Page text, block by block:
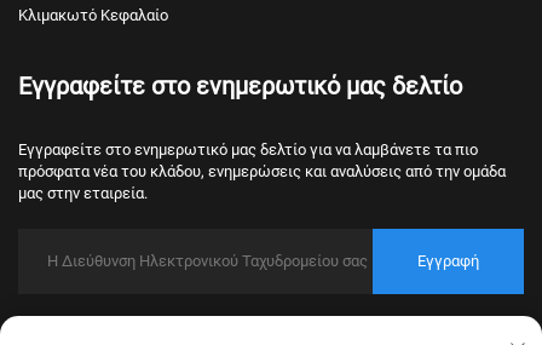
Κλιμακωτό Κεφαλαίο
Εγγραφείτε στο ενημερωτικό μας δελτίο
Εγγραφείτε στο ενημερωτικό μας δελτίο για να λαμβάνετε τα πιο
πρόσφατα νέα του κλάδου, ενημερώσεις και αναλύσεις από την ομάδα
μας στην εταιρεία.
Εγγραφή